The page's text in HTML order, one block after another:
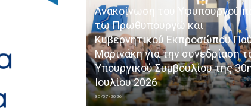
Ανακοίνωση του Υφυπουργού
τω Πρωθυπουργώ και
Κυβερνητικού Εκπροσώπου
Μαρινάκη για την συνεδρίαση
Υπουργικού Συμβουλίου της
Ιουλίου 2026
30/07/2026